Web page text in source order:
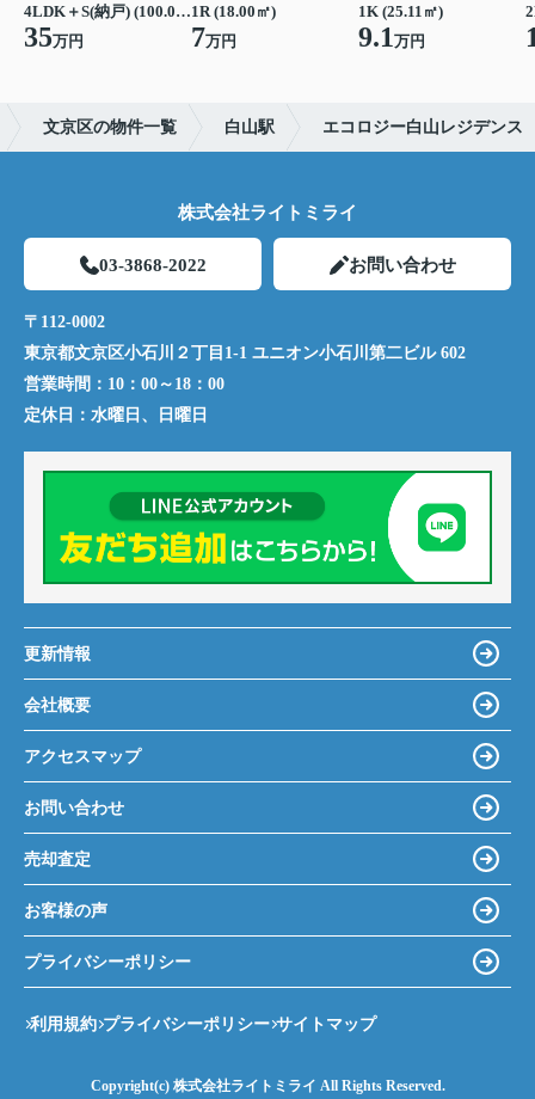
4LDK＋S(納戸) (100.00㎡)
35万円
1R (18.00㎡)
7万円
1K (25.11㎡)
9.1万円
文京区の物件一覧 白山駅 エコロジー白山レジデンス
株式会社ライトミライ
03-3868-2022 お問い合わせ
〒112-0002
東京都文京区小石川２丁目1-1 ユニオン小石川第二ビル 602
営業時間： 10：00～18：00
定休日： 水曜日、日曜日
更新情報
会社概要
アクセスマップ
お問い合わせ
売却査定
お客様の声
プライバシーポリシー
利用規約 プライバシーポリシー サイトマップ
Copyright(c) 株式会社ライトミライ All Rights Reserved.